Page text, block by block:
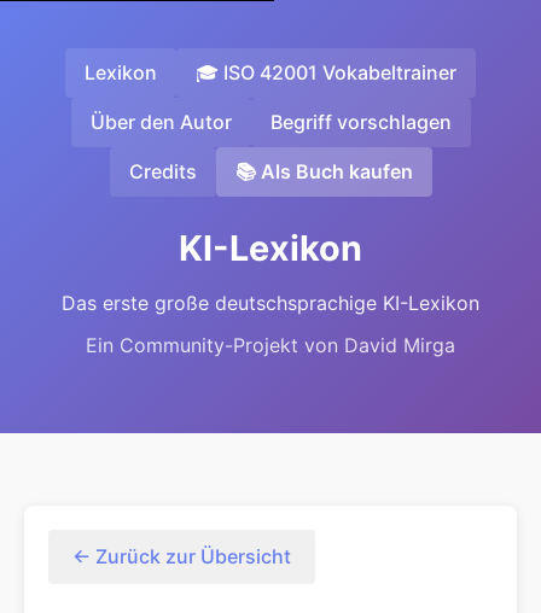
Lexikon 🎓 ISO 42001 Vokabeltrainer
Über den Autor Begriff vorschlagen
Credits 📚 Als Buch kaufen
KI-Lexikon
Das erste große deutschsprachige KI-Lexikon
Ein Community-Projekt von David Mirga
← Zurück zur Übersicht